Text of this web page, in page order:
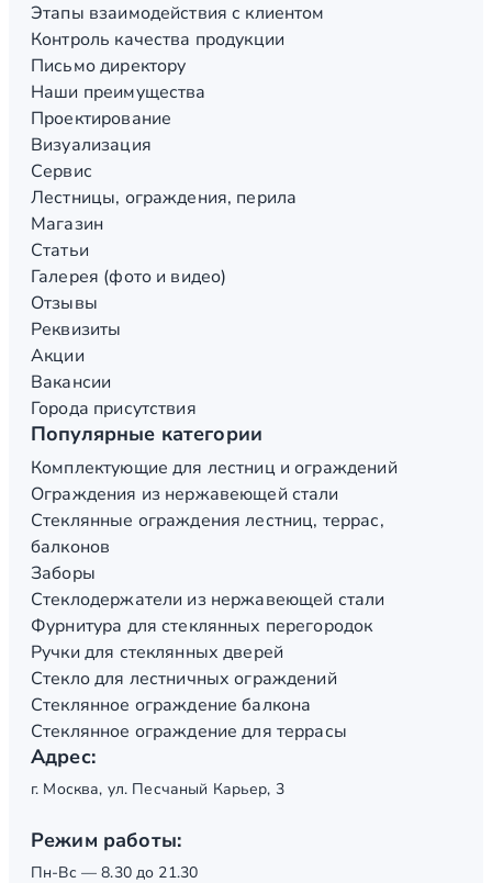
Этапы взаимодействия с клиентом
Контроль качества продукции
Письмо директору
Наши преимущества
Проектирование
Визуализация
Сервис
Лестницы, ограждения, перила
Магазин
Статьи
Галерея (фото и видео)
Отзывы
Реквизиты
Акции
Вакансии
Города присутствия
Популярные категории
Комплектующие для лестниц и ограждений
Ограждения из нержавеющей стали
Стеклянные ограждения лестниц, террас,
балконов
Заборы
Стеклодержатели из нержавеющей стали
Фурнитура для стеклянных перегородок
Ручки для стеклянных дверей
Стекло для лестничных ограждений
Стеклянное ограждение балкона
Стеклянное ограждение для террасы
Адрес:
г. Москва, ул. Песчаный Карьер, 3
Режим работы:
Пн-Вс — 8.30 до 21.30